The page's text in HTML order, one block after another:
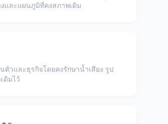
งและแผนภูมิที่คงสภาพเดิม
ตัวและธุรกิจโดยคงรักษาน้ำเสียง รูป
ดิมไว้